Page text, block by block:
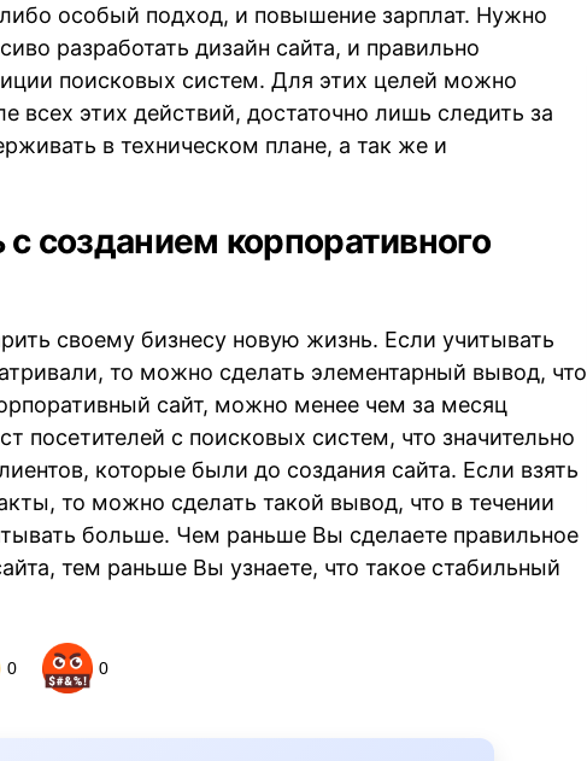
особый подход, и повышение зарплат. Нужно
разработать дизайн сайта, и правильно
поисковых систем. Для этих целей можно
всех этих действий, достаточно лишь следить за
в техническом плане, а так же и
с созданием корпоративного
своему бизнесу новую жизнь. Если учитывать
то можно сделать элементарный вывод, что
сайт, можно менее чем за месяц
посетителей с поисковых систем, что значительно
которые были до создания сайта. Если взять
то можно сделать такой вывод, что в течении
больше. Чем раньше Вы сделаете правильное
тем раньше Вы узнаете, что такое стабильный
0 0